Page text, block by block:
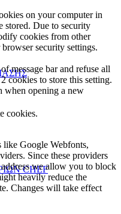
CHEF
on your computer in
stored. Due to security
cookies from other
security settings.
message bar and refuse all
cookies to store this setting.
when opening a new
cookies.
like Google Webfonts,
Since these providers
we allow you to block
heavily reduce the
Changes will take effect